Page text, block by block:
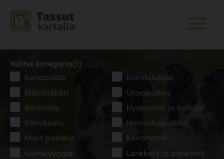
Valitse kategoria(t)
Koirapuisto
Eläinkauppa
Eläinlääkäri
Uimapaikka
Ravintola
Hyvinvointi ja hoitolat
Koirakoulu
Harrastuspaikka
Muut palvelut
Koirahotelli
Koirakuvaaja
Lenkkeily ja patikointi